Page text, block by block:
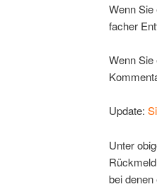
Wenn
facher
Wenn
Update:
Unter
bei